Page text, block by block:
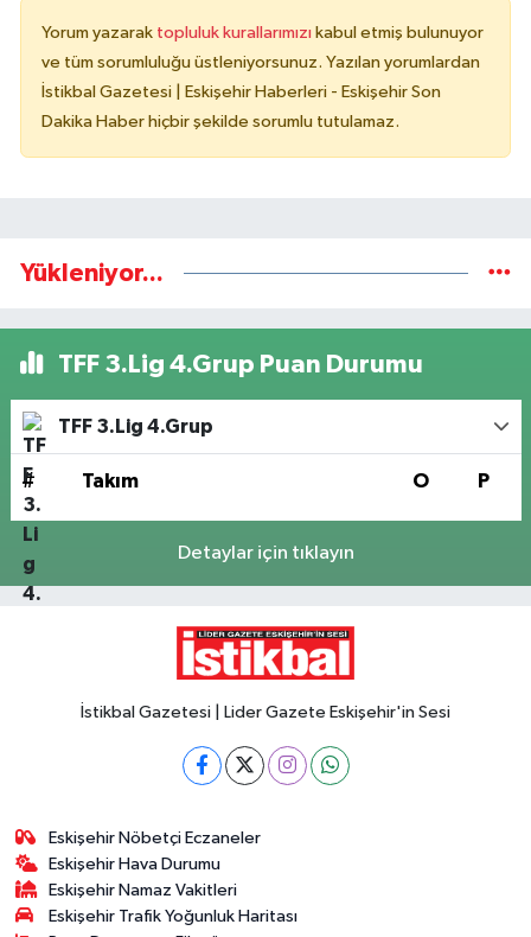
Yorum yazarak topluluk kurallarımızı kabul etmiş bulunuyor
ve tüm sorumluluğu üstleniyorsunuz. Yazılan yorumlardan
İstikbal Gazetesi | Eskişehir Haberleri - Eskişehir Son
Dakika Haber hiçbir şekilde sorumlu tutulamaz.
Yükleniyor...
TFF 3.Lig 4.Grup Puan Durumu
TFF 3.Lig 4.Grup
# Takım O P
Detaylar için tıklayın
İstikbal Gazetesi | Lider Gazete Eskişehir'in Sesi
Eskişehir Nöbetçi Eczaneler
Eskişehir Hava Durumu
Eskişehir Namaz Vakitleri
Eskişehir Trafik Yoğunluk Haritası